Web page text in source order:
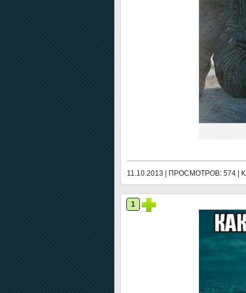
11.10.2013 | ПРОСМОТРОВ: 574 |
1